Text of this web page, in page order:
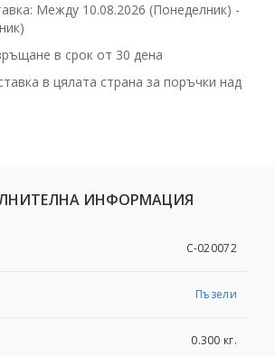
Между 10.08.2026 (Понеделник) -
в срок от 30 дена
в цялата страна за поръчки над
ИНФОРМАЦИЯ
C-020072
Пъзели
0.300 кг.